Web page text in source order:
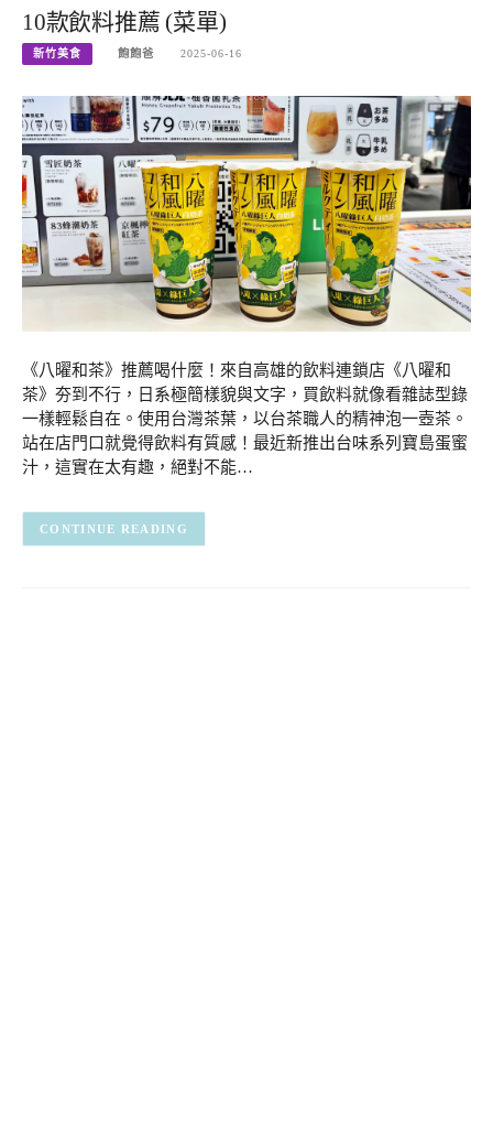
10款飲料推薦 (菜單)
新竹美食 飽飽爸 2025-06-16
《八曜和茶》推薦喝什麼！來自高雄的飲料連鎖店《八曜和
茶》夯到不行，日系極簡樣貌與文字，買飲料就像看雜誌型錄
一樣輕鬆自在。使用台灣茶葉，以台茶職人的精神泡一壺茶。
站在店門口就覺得飲料有質感！最近新推出台味系列寶島蛋蜜
汁，這實在太有趣，絕對不能…
CONTINUE READING